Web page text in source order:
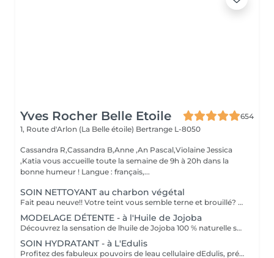
Yves Rocher Belle Etoile
654
1, Route d'Arlon (La Belle étoile) Bertrange L-8050
Cassandra R,Cassandra B,Anne ,An Pascal,Violaine Jessica
,Katia vous accueille toute la semaine de 9h à 20h dans la
bonne humeur ! Langue : français,...
SOIN NETTOYANT au charbon végétal
Fait peau neuve!! Votre teint vous semble terne et brouillé? vous ressentez le besoin de nettoyer votre peau ?.Ce soin nettoyant s'adresse à vous. Il permettra de traiter votre peau sans la décaper. Purifié et detoxifiie votre visage retrouve un teint unifié, frais et lumineux. Une vraie bouffée d'oxygène pour votre peau !! Idéal pour les peaux mixtes à Grasses
MODELAGE DÉTENTE - à l'Huile de Jojoba
Découvrez la sensation de lhuile de Jojoba 100 % naturelle sur votre peau. Nourrie, votre peau retrouve tout son confort. Libéré de ses tensions grâce aux mains habiles de notre esthéticienne, votre visage est détendu. Bénéfices : Nourrie, votre peau retrouve tout son confort.
SOIN HYDRATANT - à L'Edulis
Profitez des fabuleux pouvoirs de leau cellulaire dEdulis, précieuse source dhydratation continue. Après la brumisation du Sérum concentré en eau cellulaire, le Masque Crème ressourçant se transforme en une texture soyeuse qui fond sur votre peau sous le délicat modelage de notre esthéticienne. Bénéfices : Gorgée deau, votre peau retrouve douceur, souplesse et éclat. Retrouvez le confort dune peau hydratée en continu.